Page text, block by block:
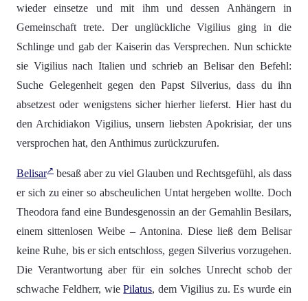
wieder einsetze und mit ihm und dessen Anhängern in
Gemeinschaft trete. Der unglückliche Vigilius ging in die
Schlinge und gab der Kaiserin das Versprechen. Nun schickte
sie Vigilius nach Italien und schrieb an Belisar den Befehl:
Suche Gelegenheit gegen den Papst Silverius, dass du ihn
absetzest oder wenigstens sicher hierher lieferst. Hier hast du
den Archidiakon Vigilius, unsern liebsten Apokrisiar, der uns
versprochen hat, den Anthimus zurückzurufen.
Belisar
besaß aber zu viel Glauben und Rechtsgefühl, als dass
er sich zu einer so abscheulichen Untat hergeben wollte. Doch
Theodora fand eine Bundesgenossin an der Gemahlin Besilars,
einem sittenlosen Weibe – Antonina. Diese ließ dem Belisar
keine Ruhe, bis er sich entschloss, gegen Silverius vorzugehen.
Die Verantwortung aber für ein solches Unrecht schob der
schwache Feldherr, wiePilatus, dem Vigilius zu. Es wurde ein